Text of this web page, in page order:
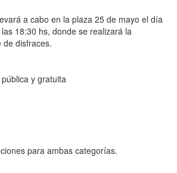
a cabo en la plaza 25 de mayo el día
18:30 hs, donde se realizará la
de disfraces.
y gratuita
para ambas categorías.